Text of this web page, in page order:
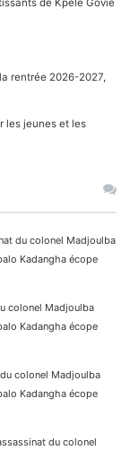
rentrée 2026-2027,
les jeunes et les
du colonel Madjoulba
Kadangha écope
colonel Madjoulba
Kadangha écope
colonel Madjoulba
Kadangha écope
du colonel